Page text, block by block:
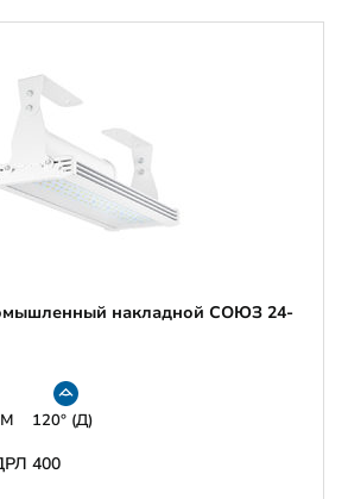
накладной СОЮЗ 24-
120° (Д)
400